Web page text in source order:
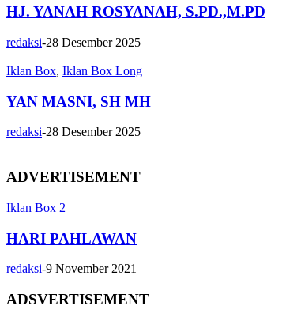
HJ. YANAH ROSYANAH, S.PD.,M.PD
redaksi-28 Desember 2025
Iklan Box, Iklan Box Long
YAN MASNI, SH MH
redaksi-28 Desember 2025
ADVERTISEMENT
Iklan Box 2
HARI PAHLAWAN
redaksi-9 November 2021
ADSVERTISEMENT